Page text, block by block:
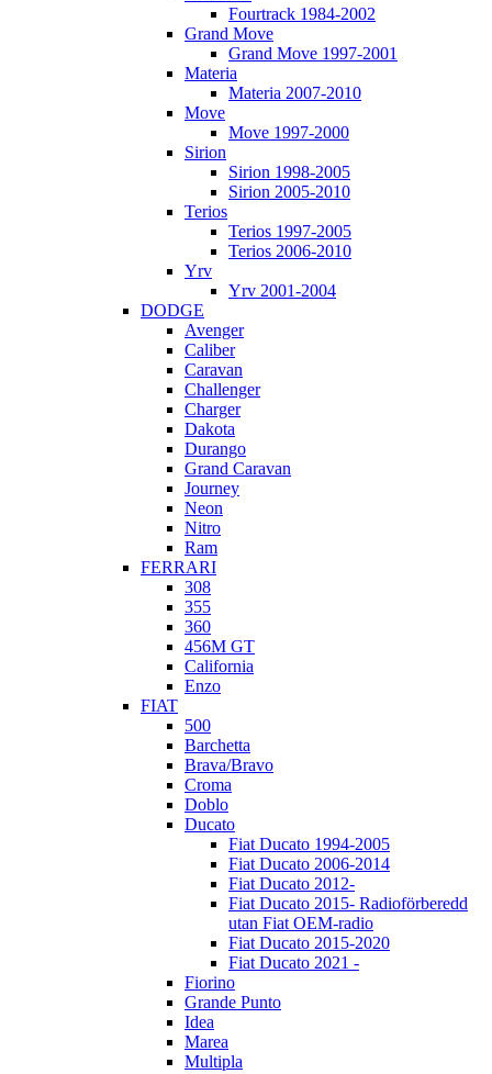
Fourtrack 1984-2002
Grand Move
Grand Move 1997-2001
Materia
Materia 2007-2010
Move
Move 1997-2000
Sirion
Sirion 1998-2005
Sirion 2005-2010
Terios
Terios 1997-2005
Terios 2006-2010
Yrv
Yrv 2001-2004
DODGE
Avenger
Caliber
Caravan
Challenger
Charger
Dakota
Durango
Grand Caravan
Journey
Neon
Nitro
Ram
FERRARI
308
355
360
456M GT
California
Enzo
FIAT
500
Barchetta
Brava/Bravo
Croma
Doblo
Ducato
Fiat Ducato 1994-2005
Fiat Ducato 2006-2014
Fiat Ducato 2012-
Fiat Ducato 2015- Radioförberedd
utan Fiat OEM-radio
Fiat Ducato 2015-2020
Fiat Ducato 2021 -
Fiorino
Grande Punto
Idea
Marea
Multipla